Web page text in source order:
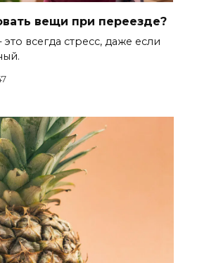
вещи при переезде?
всегда стресс, даже если